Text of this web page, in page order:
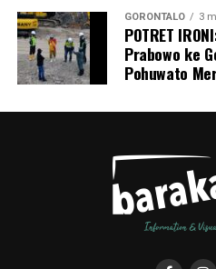
GORONTALO 3
POTRET
Prabowo ke
Pohuwato